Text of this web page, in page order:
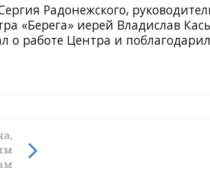
Радонежского,
«Берега» иерей Владислав
о работе Центра и